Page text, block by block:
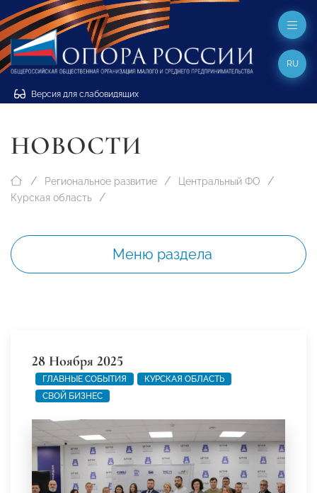
Версия для слабовидящих
RU
НОВОСТИ
Региональное развитие
Центральный ФО
Курская область
Меню раздела
28 Ноября 2025
ГЛАВНЫЕ СОБЫТИЯ
КУРСКАЯ ОБЛАСТЬ
СВОЙ БИЗНЕС